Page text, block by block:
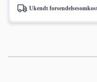
Ukendt